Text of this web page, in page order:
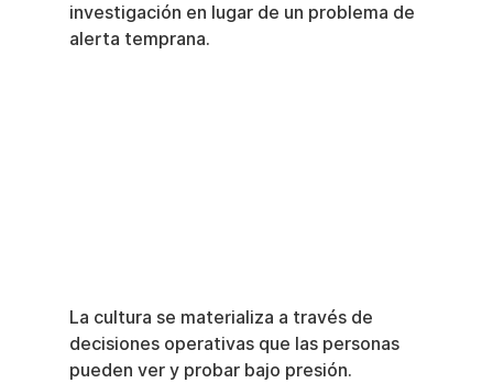
investigación en lugar de un problema de
alerta temprana.
La cultura se materializa a través de
decisiones operativas que las personas
pueden ver y probar bajo presión.